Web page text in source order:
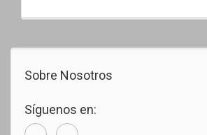
Sobre Nosotros
Síguenos en: